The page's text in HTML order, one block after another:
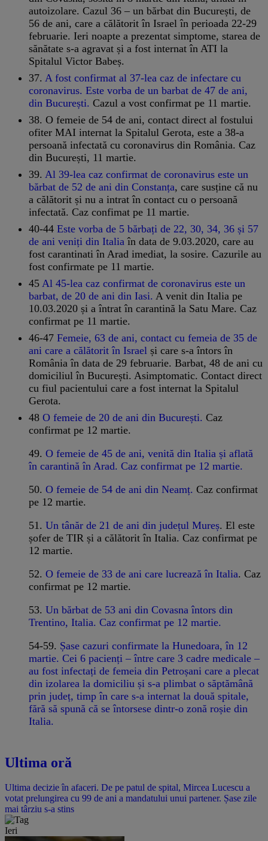
autoizolare. Cazul 36 – un bărbat din București, de
56 de ani, care a călătorit în Israel în perioada 22-29
februarie. Ieri noapte a prezentat simptome, starea de
sănătate s-a agravat și a fost internat în ATI la
Spitalul Victor Babeș.
37. A fost confirmat al 37-lea caz de infectare cu
coronavirus. Este vorba de un barbat de 47 de ani,
din București. Cazul a vost confirmat pe 11 martie.
38. O femeie de 54 de ani, contact direct al fostului
ofiter MAI internat la Spitalul Gerota, este a 38-a
persoană infectată cu coronavirus din România. Caz
din București, 11 martie.
39. Al 39-lea caz confirmat de coronavirus este un
bărbat de 52 de ani din Constanța, care susține că nu
a călătorit și nu a intrat în contact cu o persoană
infectată. Caz confimat pe 11 martie.
40-44 Este vorba de 5 bărbați de 22, 30, 34, 36 și 57
de ani veniți din Italia în data de 9.03.2020, care au
fost carantinati în Arad imediat, la sosire. Cazurile au
fost confirmate pe 11 martie.
45 Al 45-lea caz confirmat de coronavirus este un
barbat, de 20 de ani din Iasi. A venit din Italia pe
10.03.2020 și a întrat în carantină la Satu Mare. Caz
confirmat pe 11 martie.
46-47 Femeie, 63 de ani, contact cu femeia de 35 de
ani care a călătorit în Israel și care s-a întors în
România în data de 29 februarie. Barbat, 48 de ani cu
domiciliul în București. Asimptomatic. Contact direct
cu fiul pacientului care a fost internat la Spitalul
Gerota.
48 O femeie de 20 de ani din București. Caz
confirmat pe 12 martie.
49. O femeie de 45 de ani, venită din Italia și aflată
în carantină în Arad. Caz confirmat pe 12 martie.
50. O femeie de 54 de ani din Neamț. Caz confirmat
pe 12 martie.
51. Un tânăr de 21 de ani din județul Mureș. El este
șofer de TIR și a călătorit în Italia. Caz confirmat pe
12 martie.
52. O femeie de 33 de ani care lucrează în Italia. Caz
confirmat pe 12 martie.
53. Un bărbat de 53 ani din Covasna întors din
Trentino, Italia. Caz confirmat pe 12 martie.
54-59. Șase cazuri confirmate la Hunedoara, în 12
martie. Cei 6 pacienți – între care 3 cadre medicale –
au fost infectați de femeia din Petroșani care a plecat
din izolarea la domiciliu și s-a plimbat o săptămână
prin județ, timp în care s-a internat la două spitale,
fără să spună că se întorsese dintr-o zonă roșie din
Italia.
Ultima oră
Ultima decizie în afaceri. De pe patul de spital, Mircea Lucescu a
votat prelungirea cu 99 de ani a mandatului unui partener. Șase zile
mai târziu s-a stins
Ieri